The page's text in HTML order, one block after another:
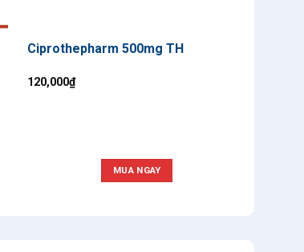
Ciprothepharm 500mg TH
120,000₫
MUA NGAY